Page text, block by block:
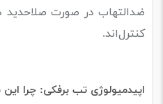
ضدالتهاب در صورت
کنترل‌اند.
اپیدمیولوژی تب برفکی: چرا